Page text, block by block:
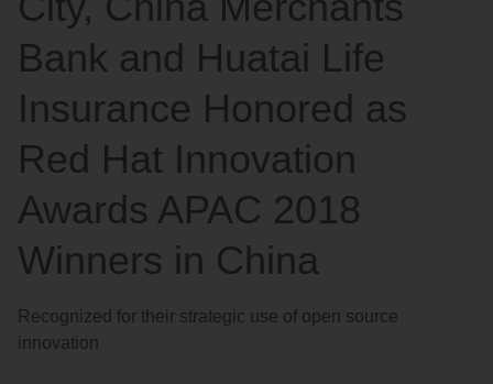
Bank and Huatai Life
Insurance Honored as
Red Hat Innovation
Awards APAC 2018
Winners in China
Recognized for their strategic use of open source
innovation